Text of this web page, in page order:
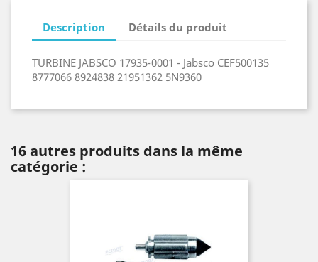
Description Détails du produit
TURBINE JABSCO 17935-0001 - Jabsco CEF500135
8777066 8924838 21951362 5N9360
16 autres produits dans la même
catégorie :